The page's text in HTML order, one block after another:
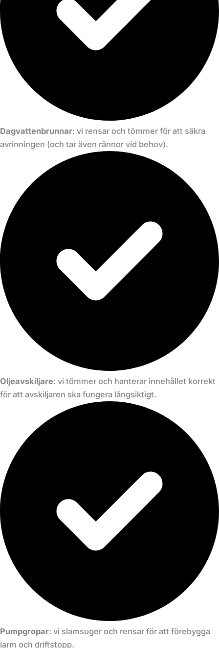
Dagvattenbrunnar: vi rensar och tömmer för att säkra
avrinningen (och tar även rännor vid behov).
Oljeavskiljare: vi tömmer och hanterar innehållet korrekt
för att avskiljaren ska fungera långsiktigt.
Pumpgropar: vi slamsuger och rensar för att förebygga
larm och driftstopp.